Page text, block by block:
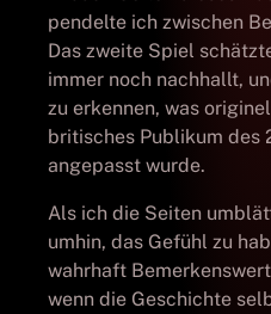
pendelte ich zwischen
Das zweite Spiel
immer noch nachhallt,
zu erkennen, was
britisches Publikum des
angepasst wurde.
Als ich die Seiten
umhin, das Gefühl zu
wahrhaft
wenn die Geschichte